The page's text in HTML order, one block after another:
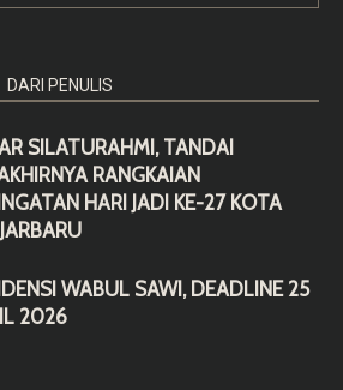
DARI PENULIS
SILATURAHMI, TANDAI
RANGKAIAN
HARI JADI KE-27 KOTA
WABUL SAWI, DEADLINE 25
2026